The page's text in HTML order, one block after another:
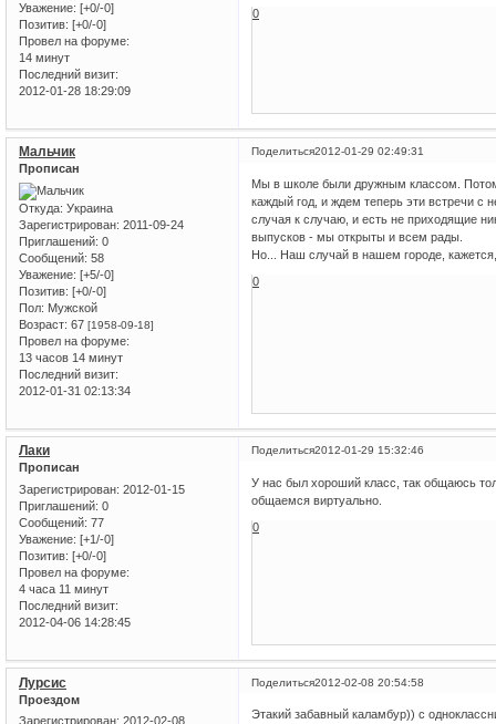
Уважение: [+0/-0]
Позитив: [+0/-0]
Провел на форуме:
14 минут
Последний визит:
2012-01-28 18:29:09
0
Поделиться2012-01-29 02:49:31
Мальчик
Прописан
Откуда: Украина
Зарегистрирован: 2011-09-24
Приглашений: 0
Сообщений: 58
Уважение: [+5/-0]
Позитив: [+0/-0]
Пол: Мужской
Возраст: 67 [1958-09-18]
Провел на форуме:
13 часов 14 минут
Последний визит:
2012-01-31 02:13:34
Мы в школе были дружным классом. Потом
каждый год, и ждем теперь эти встречи с
случая к случаю, и есть не приходящие
выпусков - мы открыты и всем рады.
Но... Наш случай в нашем городе,
0
Поделиться2012-01-29 15:32:46
Лаки
Прописан
Зарегистрирован: 2012-01-15
Приглашений: 0
Сообщений: 77
Уважение: [+1/-0]
Позитив: [+0/-0]
Провел на форуме:
4 часа 11 минут
Последний визит:
2012-04-06 14:28:45
У нас был хороший класс, так общаюсь
общаемся виртуально.
0
Поделиться2012-02-08 20:54:58
Лурсис
Проездом
Зарегистрирован: 2012-02-08 Этакий забавный каламбур)) с